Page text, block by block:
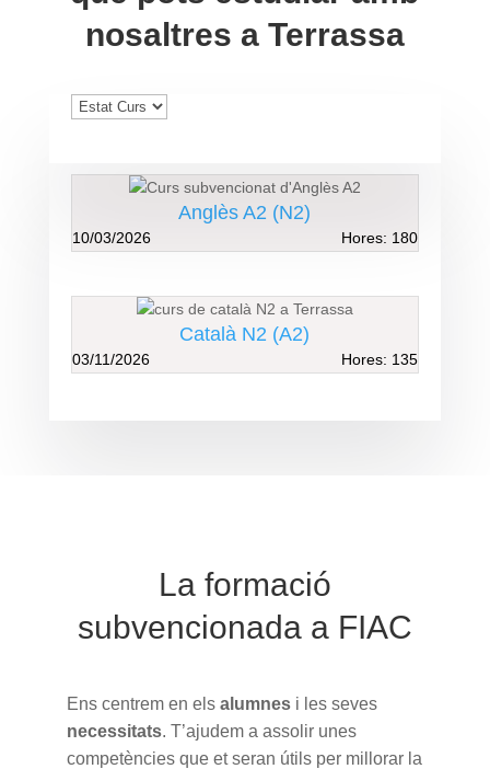
nosaltres a Terrassa
Anglès A2 (N2)
10/03/2026 Hores: 180
Català N2 (A2)
03/11/2026 Hores: 135
La formació
subvencionada a FIAC
Ens centrem en elsalumnesi les seves
necessitats. T’ajudem a assolir unes
competències que et seran útils per millorar la